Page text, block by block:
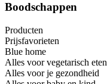
Boodschappen
Producten
Prijsfavorieten
Blue home
Alles voor vegetarisch eten
Alles voor je gezondheid